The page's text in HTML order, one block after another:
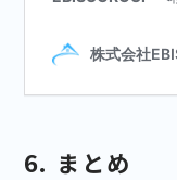
6. まとめ